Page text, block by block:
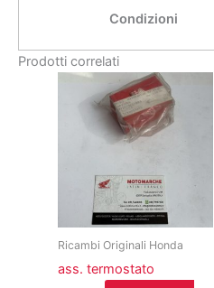
Condizioni
Prodotti correlati
Ricambi Originali Honda
ass. termostato